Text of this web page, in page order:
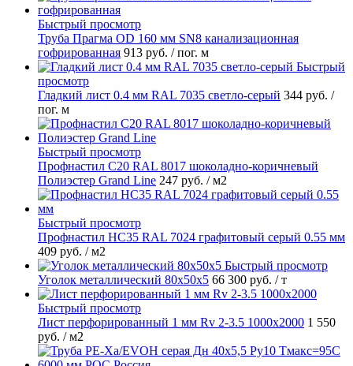
Быстрый просмотр
Труба Прагма OD 160 мм SN8 канализационная
гофрированная 913 руб. / пог. м
Быстрый
просмотр
Гладкий лист 0.4 мм RAL 7035 светло-серый 344 руб. /
пог. м
Быстрый просмотр
Профнастил С20 RAL 8017 шоколадно-коричневый
Полиэстер Grand Line 247 руб. / м2
Быстрый просмотр
Профнастил НС35 RAL 7024 графитовый серый 0.55 мм
409 руб. / м2
Быстрый просмотр
Уголок металлический 80х50х5 66 300 руб. / т
Быстрый просмотр
Лист перфорированный 1 мм Rv 2-3.5 1000х2000 1 550
руб. / м2